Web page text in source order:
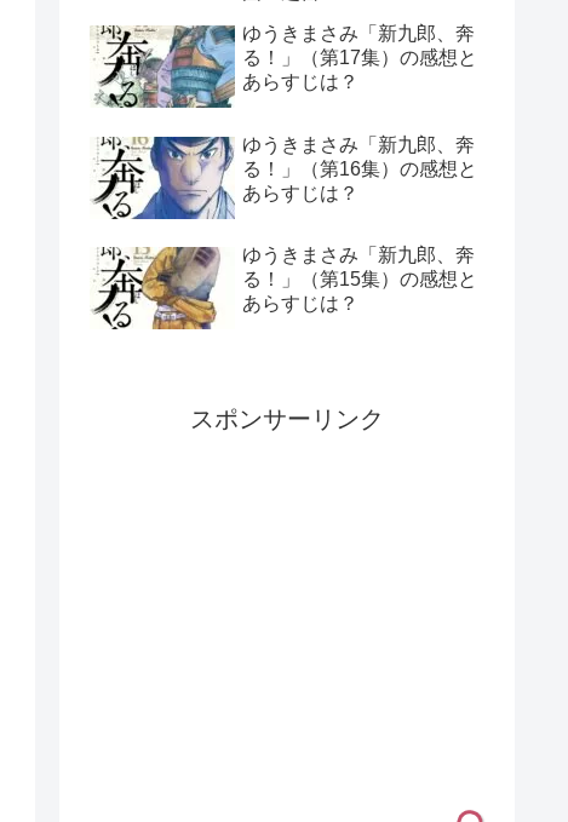
ゆうきまさみ「新九郎、奔
る！」（第17集）の感想と
あらすじは？
ゆうきまさみ「新九郎、奔
る！」（第16集）の感想と
あらすじは？
ゆうきまさみ「新九郎、奔
る！」（第15集）の感想と
あらすじは？
スポンサーリンク